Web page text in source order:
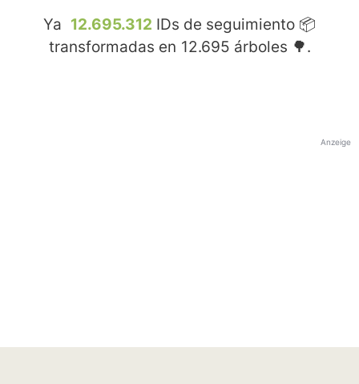
Ya 12.695.312 IDs de seguimiento 📦
transformadas en 12.695 árboles 🌳.
Anzeige